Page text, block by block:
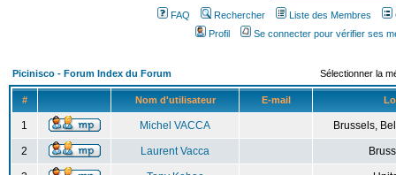
FAQ Rechercher Liste des Membres
Profil
Se connecter pour vérifier ses
Picinisco - Forum Index du Forum Sélectionner la
# Nom d'utilisateur E-mail
1 Michel VACCA Brussels,
2 Laurent Vacca